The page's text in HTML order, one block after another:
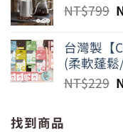
NT$799
台灣製【
(柔軟蓬
NT$229
找到商品